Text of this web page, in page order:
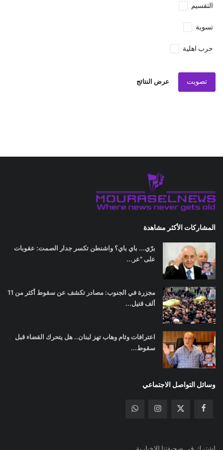
التقسيم
تسوية
حرب اهلية
تصويت عرض النتائج
المشاركات الأكثر مشاهدة
برّي... باي باي؟ واشنطن تكسر جدار الصمت: عقوبات
على "عر...
مجزرة في الجنوب: مصادر تكشف عن سقوط أكثر من 11
ألف قتيل...
اعترافات وئام وهاب تهز لبنان.. هل يتحرك القضاء قبل
سقوط...
وسائل التواصل الاجتماعي